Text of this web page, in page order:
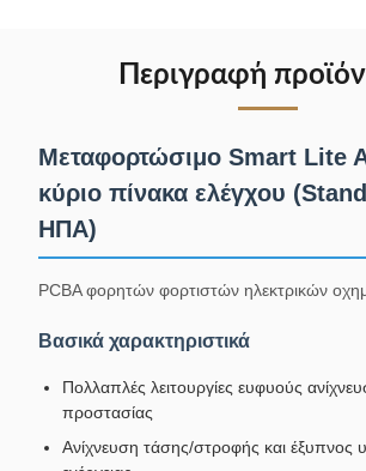
Περιγραφή
Μεταφορτώσιμο Smart Lite
κύριο πίνακα ελέγχου
ΗΠΑ)
PCBA φορητών φορτιστών ηλεκτρικών
Βασικά χαρακτηριστικά
Πολλαπλές λειτουργίες ευφυούς
προστασίας
Ανίχνευση τάσης/στροφής και έξυπνος